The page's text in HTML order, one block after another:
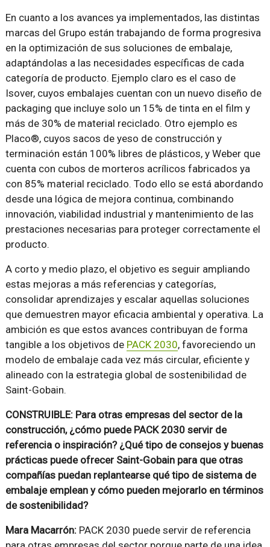
En cuanto a los avances ya implementados, las distintas
marcas del Grupo están trabajando de forma progresiva
en la optimización de sus soluciones de embalaje,
adaptándolas a las necesidades específicas de cada
categoría de producto. Ejemplo claro es el caso de
Isover, cuyos embalajes cuentan con un nuevo diseño de
packaging que incluye solo un 15% de tinta en el film y
más de 30% de material reciclado. Otro ejemplo es
Placo®, cuyos sacos de yeso de construcción y
terminación están 100% libres de plásticos, y Weber que
cuenta con cubos de morteros acrílicos fabricados ya
con 85% material reciclado. Todo ello se está abordando
desde una lógica de mejora continua, combinando
innovación, viabilidad industrial y mantenimiento de las
prestaciones necesarias para proteger correctamente el
producto.
A corto y medio plazo, el objetivo es seguir ampliando
estas mejoras a más referencias y categorías,
consolidar aprendizajes y escalar aquellas soluciones
que demuestren mayor eficacia ambiental y operativa. La
ambición es que estos avances contribuyan de forma
tangible a los objetivos de PACK 2030, favoreciendo un
modelo de embalaje cada vez más circular, eficiente y
alineado con la estrategia global de sostenibilidad de
Saint-Gobain.
CONSTRUIBLE: Para otras empresas del sector de la
construcción, ¿cómo puede PACK 2030 servir de
referencia o inspiración? ¿Qué tipo de consejos y buenas
prácticas puede ofrecer Saint-Gobain para que otras
compañías puedan replantearse qué tipo de sistema de
embalaje emplean y cómo pueden mejorarlo en términos
de sostenibilidad?
Mara Macarrón:PACK 2030 puede servir de referencia